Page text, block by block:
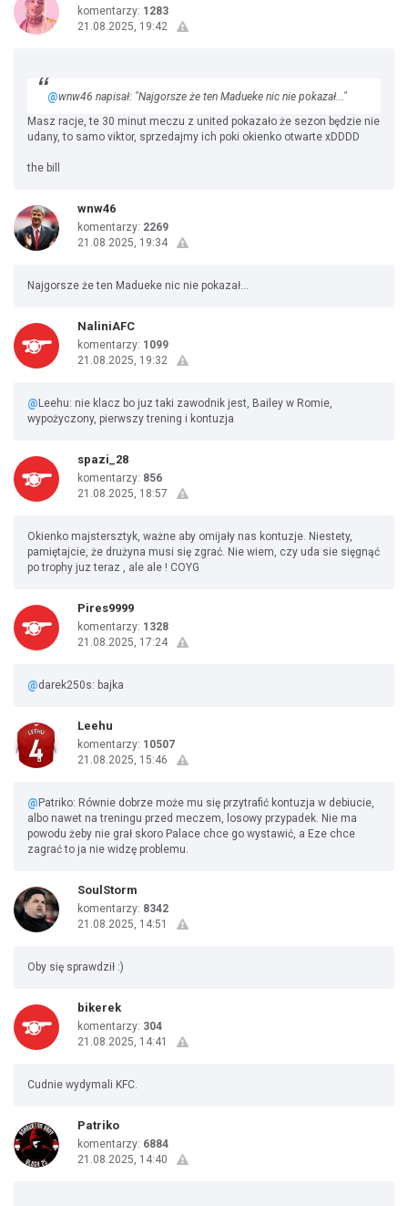
komentarzy: 1283
21.08.2025, 19:42
@wnw46 napisał: "Najgorsze że ten Madueke nic nie pokazał..."
Masz racje, te 30 minut meczu z united pokazało że sezon będzie nie
udany, to samo viktor, sprzedajmy ich poki okienko otwarte xDDDD
the bill
wnw46
komentarzy: 2269
21.08.2025, 19:34
Najgorsze że ten Madueke nic nie pokazał...
NaliniAFC
komentarzy: 1099
21.08.2025, 19:32
@ Leehu: nie klacz bo juz taki zawodnik jest, Bailey w Romie,
wypożyczony, pierwszy trening i kontuzja
spazi_28
komentarzy: 856
21.08.2025, 18:57
Okienko majstersztyk, ważne aby omijały nas kontuzje. Niestety,
pamiętajcie, że drużyna musi się zgrać. Nie wiem, czy uda sie sięgnąć
po trophy juz teraz , ale ale ! COYG
Pires9999
komentarzy: 1328
21.08.2025, 17:24
@darek250s: bajka
Leehu
komentarzy: 10507
21.08.2025, 15:46
@ Patriko: Równie dobrze może mu się przytrafić kontuzja w debiucie,
albo nawet na treningu przed meczem, losowy przypadek. Nie ma
powodu żeby nie grał skoro Palace chce go wystawić, a Eze chce
zagrać to ja nie widzę problemu.
SoulStorm
komentarzy: 8342
21.08.2025, 14:51
Oby się sprawdził :)
bikerek
komentarzy: 304
21.08.2025, 14:41
Cudnie wydymali KFC.
Patriko
komentarzy: 6884
21.08.2025, 14:40